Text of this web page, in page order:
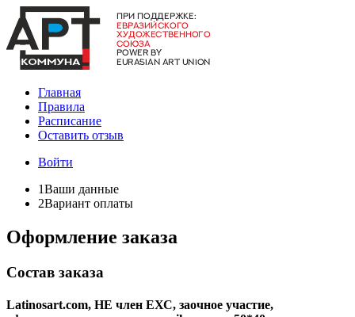
Главная
Правила
Расписание
Оставить отзыв
Войти
1Ваши данные
2Вариант оплаты
Оформление заказа
Состав заказа
Latinosart.com, НЕ член ЕХС, заочное участие,